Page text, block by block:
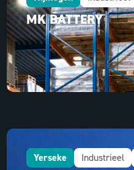
MK BATTERY
Yerseke Industrieel